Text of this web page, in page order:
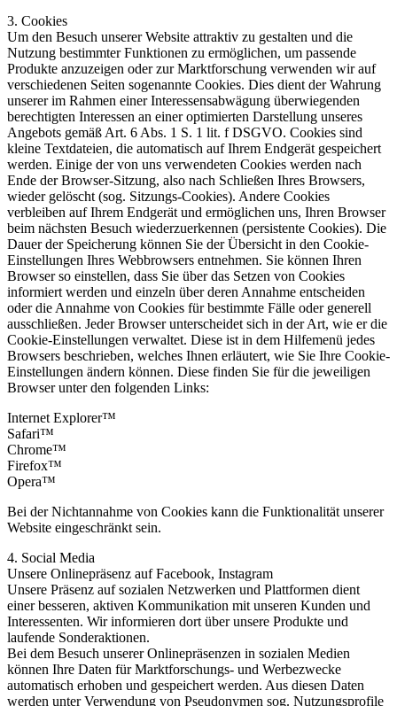
3. Cookies
Um den Besuch unserer Website attraktiv zu gestalten und die
Nutzung bestimmter Funktionen zu ermöglichen, um passende
Produkte anzuzeigen oder zur Marktforschung verwenden wir auf
verschiedenen Seiten sogenannte Cookies. Dies dient der Wahrung
unserer im Rahmen einer Interessensabwägung überwiegenden
berechtigten Interessen an einer optimierten Darstellung unseres
Angebots gemäß Art. 6 Abs. 1 S. 1 lit. f DSGVO. Cookies sind
kleine Textdateien, die automatisch auf Ihrem Endgerät gespeichert
werden. Einige der von uns verwendeten Cookies werden nach
Ende der Browser-Sitzung, also nach Schließen Ihres Browsers,
wieder gelöscht (sog. Sitzungs-Cookies). Andere Cookies
verbleiben auf Ihrem Endgerät und ermöglichen uns, Ihren Browser
beim nächsten Besuch wiederzuerkennen (persistente Cookies). Die
Dauer der Speicherung können Sie der Übersicht in den Cookie-
Einstellungen Ihres Webbrowsers entnehmen. Sie können Ihren
Browser so einstellen, dass Sie über das Setzen von Cookies
informiert werden und einzeln über deren Annahme entscheiden
oder die Annahme von Cookies für bestimmte Fälle oder generell
ausschließen. Jeder Browser unterscheidet sich in der Art, wie er die
Cookie-Einstellungen verwaltet. Diese ist in dem Hilfemenü jedes
Browsers beschrieben, welches Ihnen erläutert, wie Sie Ihre Cookie-
Einstellungen ändern können. Diese finden Sie für die jeweiligen
Browser unter den folgenden Links:
Internet Explorer™
Safari™
Chrome™
Firefox™
Opera™
Bei der Nichtannahme von Cookies kann die Funktionalität unserer
Website eingeschränkt sein.
4. Social Media
Unsere Onlinepräsenz auf Facebook, Instagram
Unsere Präsenz auf sozialen Netzwerken und Plattformen dient
einer besseren, aktiven Kommunikation mit unseren Kunden und
Interessenten. Wir informieren dort über unsere Produkte und
laufende Sonderaktionen.
Bei dem Besuch unserer Onlinepräsenzen in sozialen Medien
können Ihre Daten für Marktforschungs- und Werbezwecke
automatisch erhoben und gespeichert werden. Aus diesen Daten
werden unter Verwendung von Pseudonymen sog. Nutzungsprofile